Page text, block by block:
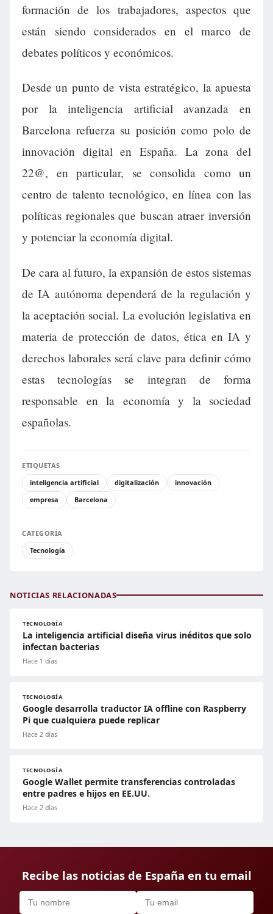
formación de los trabajadores, aspectos que
están siendo considerados en el marco de
debates políticos y económicos.
Desde un punto de vista estratégico, la apuesta
por la inteligencia artificial avanzada en
Barcelona refuerza su posición como polo de
innovación digital en España. La zona del
22@, en particular, se consolida como un
centro de talento tecnológico, en línea con las
políticas regionales que buscan atraer inversión
y potenciar la economía digital.
De cara al futuro, la expansión de estos sistemas
de IA autónoma dependerá de la regulación y
la aceptación social. La evolución legislativa en
materia de protección de datos, ética en IA y
derechos laborales será clave para definir cómo
estas tecnologías se integran de forma
responsable en la economía y la sociedad
españolas.
ETIQUETAS
inteligencia artificial
digitalización
innovación
empresa
Barcelona
CATEGORÍA
Tecnología
NOTICIAS RELACIONADAS
TECNOLOGÍA
La inteligencia artificial diseña virus inéditos que solo
infectan bacterias
Hace 1 días
TECNOLOGÍA
Google desarrolla traductor IA offline con Raspberry
Pi que cualquiera puede replicar
Hace 2 días
TECNOLOGÍA
Google Wallet permite transferencias controladas
entre padres e hijos en EE.UU.
Hace 2 días
Recibe las noticias de España en tu email